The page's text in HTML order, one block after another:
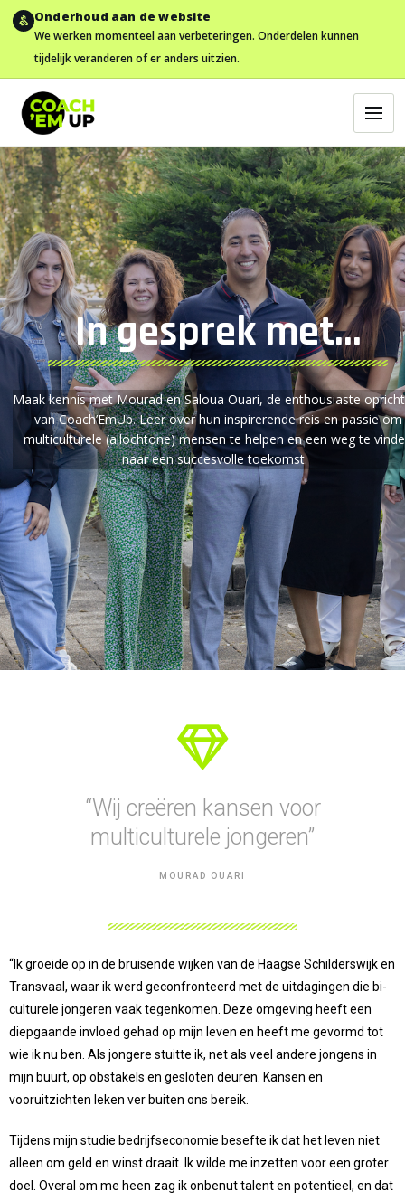
Onderhoud aan de website
We werken momenteel aan verbeteringen. Onderdelen kunnen
tijdelijk veranderen of er anders uitzien.
In gesprek met...
Maak kennis metMouradenSaloua Ouari, de enthousiaste
van Coach’EmUp.Leer overhun inspirerende reis enpassieom
multiculturele(allochtone)mensen te helpen en een weg te
naar een succesvolle toekomst.
“Wij creëren kansen voor
multiculturele jongeren”
MOURAD OUARI
“Ik groeide op in de bruisende wijken van de Haagse Schilderswijk en
Transvaal, waar ik werd geconfronteerd met de uitdagingen die bi-
culturele jongeren vaak tegenkomen. Deze omgeving heeft een
diepgaande invloed gehad op mijn leven en heeft me gevormd tot
wie ik nu ben. Als jongere stuitte ik, net als veel andere jongens in
mijn buurt, op obstakels en gesloten deuren. Kansen en
vooruitzichten leken ver buiten ons bereik.
Tijdens mijn studie bedrijfseconomie besefte ik dat het leven niet
alleen om geld en winst draait. Ik wilde me inzetten voor een groter
doel. Overal om me heen zag ik onbenut talent en potentieel, en dat